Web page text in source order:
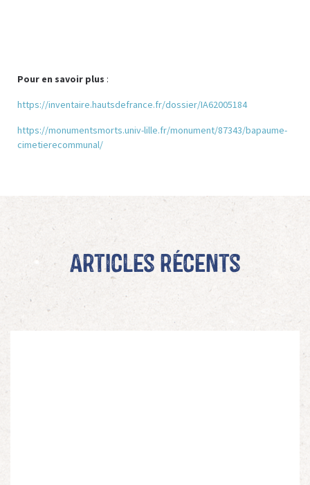
Pour en savoir plus :
https://inventaire.hautsdefrance.fr/dossier/IA62005184
https://monumentsmorts.univ-lille.fr/monument/87343/bapaume-
cimetierecommunal/
Articles récents